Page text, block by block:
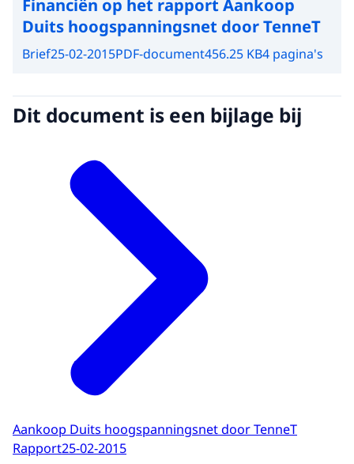
Financiën op het rapport Aankoop
Duits hoogspanningsnet door TenneT
Brief25-02-2015PDF-document456.25 KB4 pagina's
Dit document is een bijlage bij
Aankoop Duits hoogspanningsnet door TenneT
Rapport25-02-2015